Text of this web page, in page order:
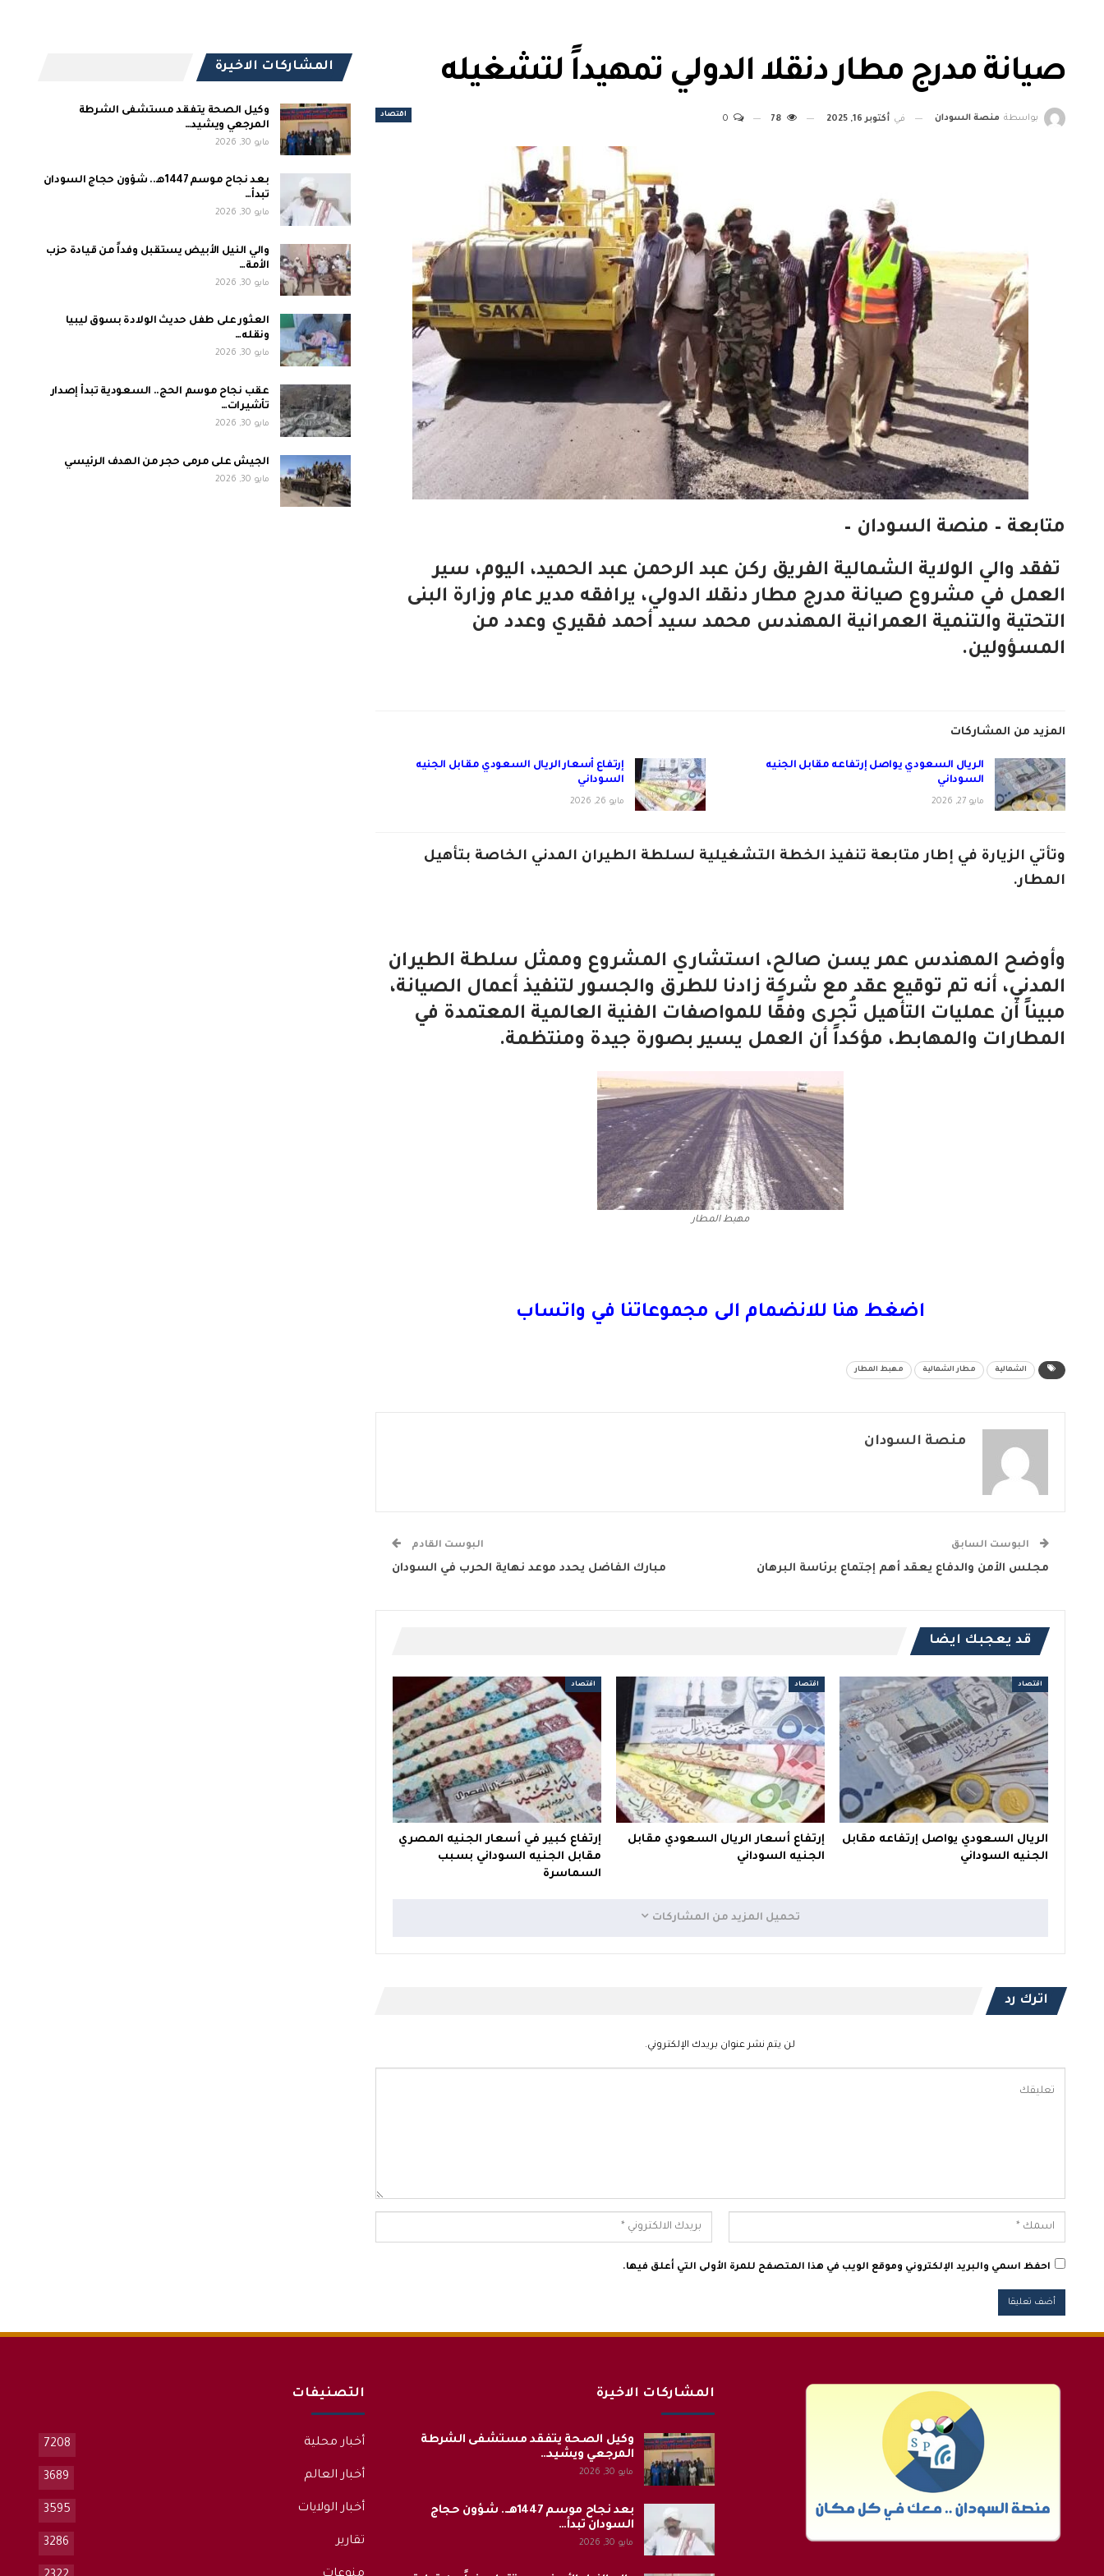
صيانة مدرج مطار دنقلا الدولي تمهيداً لتشغيله
اقتصاد بواسطة منصة السودان في أكتوبر 16, 2025 78
متابعة – منصة السودان –
تفقد والي الولاية الشمالية الفريق ركن عبد الرحمن عبد الحميد، اليوم، سير
العمل في مشروع صيانة مدرج مطار دنقلا الدولي، يرافقه مدير عام وزارة البنى
التحتية والتنمية العمرانية المهندس محمد سيد أحمد فقيري وعدد من
المسؤولين.
المزيد من المشاركات
الريال السعودي يواصل إرتفاعه مقابل الجنيه
السوداني
مايو 27, 2026
إرتفاع أسعار الريال السعودي مقابل الجنيه
السوداني
مايو 26, 2026
وتأتي الزيارة في إطار متابعة تنفيذ الخطة التشغيلية لسلطة الطيران المدني الخاصة بتأهيل
المطار.
وأوضح المهندس عمر يسن صالح، استشاري المشروع وممثل سلطة الطيران
المدني، أنه تم توقيع عقد مع شركة زادنا للطرق والجسور لتنفيذ أعمال الصيانة،
مبيناً أن عمليات التأهيل تُجرى وفقًا للمواصفات الفنية العالمية المعتمدة في
المطارات والمهابط، مؤكداً أن العمل يسير بصورة جيدة ومنتظمة.
مهبط المطار
اضغط هنا للانضمام الى مجموعاتنا في واتساب
الشمالية مطار الشمالية مهبط المطار
منصة السودان
البوست السابق
مجلس الأمن والدفاع يعقد أهم إجتماع برئاسة البرهان
البوست القادم
مبارك الفاضل يحدد موعد نهاية الحرب في السودان
قد يعجبك ايضا
اقتصاد
الريال السعودي يواصل إرتفاعه مقابل
الجنيه السوداني
اقتصاد
إرتفاع أسعار الريال السعودي مقابل
الجنيه السوداني
اقتصاد
إرتفاع كبير في أسعار الجنيه المصري
مقابل الجنيه السوداني بسبب
السماسرة
تحميل المزيد من المشاركات
اترك رد
لن يتم نشر عنوان بريدك الإلكتروني.
احفظ اسمي والبريد الإلكتروني وموقع الويب في هذا المتصفح للمرة الأولى التي أعلق فيها.
المشاركات الاخيرة
وكيل الصحة يتفقد مستشفى الشرطة
المرجعي ويشيد…
مايو 30, 2026
بعد نجاح موسم 1447هـ.. شؤون حجاج السودان
تبدأ…
مايو 30, 2026
والي النيل الأبيض يستقبل وفداً من قيادة حزب
الأمة…
مايو 30, 2026
العثور على طفل حديث الولادة بسوق ليبيا
ونقله…
مايو 30, 2026
عقب نجاح موسم الحج.. السعودية تبدأ إصدار
تأشيرات…
مايو 30, 2026
الجيش على مرمى حجر من الهدف الرئيسي
مايو 30, 2026
المشاركات الاخيرة
وكيل الصحة يتفقد مستشفى الشرطة
المرجعي ويشيد…
مايو 30, 2026
بعد نجاح موسم 1447هـ.. شؤون حجاج
السودان تبدأ…
مايو 30, 2026
التصنيفات
أخبار محلية 7208
أخبار العالم 3689
أخبار الولايات 3595
تقارير 3286